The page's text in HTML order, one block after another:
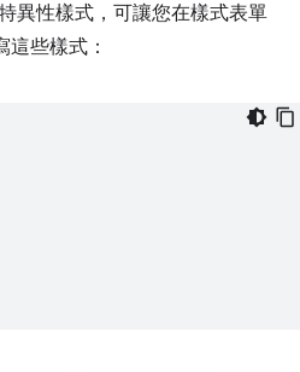
異性樣式，可讓您在樣式表單
些樣式：